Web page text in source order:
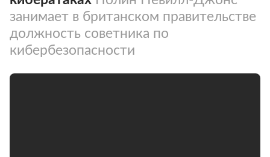
занимает в британском правительстве
должность советника по
кибербезопасности